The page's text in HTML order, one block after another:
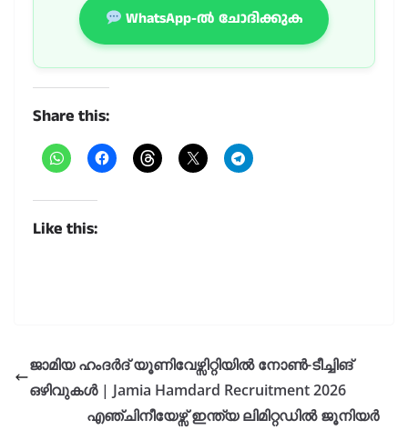
WhatsApp-ൽ ചോദിക്കുക
Share this:
Like this:
ജാമിയ ഹംദർദ് യൂണിവേഴ്സിറ്റിയിൽ നോൺ-ടീച്ചിങ്
ഒഴിവുകൾ | Jamia Hamdard Recruitment 2026
എഞ്ചിനീയേഴ്സ് ഇന്ത്യ ലിമിറ്റഡിൽ ജൂനിയർ